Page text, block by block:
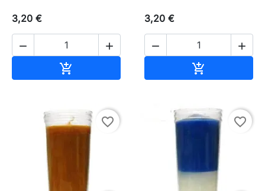
3,20 €
 

3,20 €
 

favorite_border favorite_border